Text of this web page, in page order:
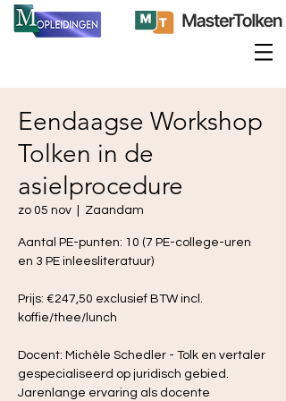
Eendaagse Workshop
Tolken in de
asielprocedure
zo 05 nov Zaandam
Aantal PE-punten: 10 (7 PE-college-uren
en 3 PE inleesliteratuur)
Prijs: €247,50 exclusief BTW incl.
koffie/thee/lunch
Docent: Michèle Schedler - Tolk en vertaler
gespecialiseerd op juridisch gebied.
Jarenlange ervaring als docente